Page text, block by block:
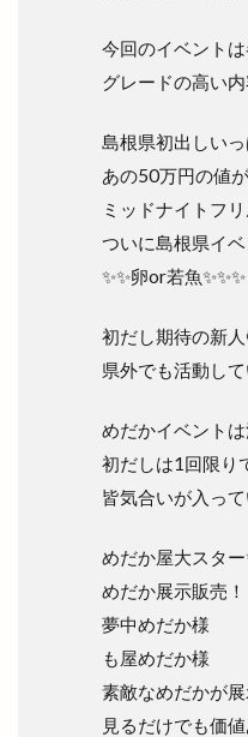
今回のイベント
グレードの高い
島根県初出しい
あの50万円の値
ミッドナイトフ
ついに島根県イ
✨✨卵or若魚✨✨✨
初だし期待の新
県外でも活動し
めだかイベント
初だしは1回限り
皆気合いが入っ
めだか屋大スター
めだか展示販売！
夢中めだか様
も屋めだか様
素敵なめだかが
見るだけでも価